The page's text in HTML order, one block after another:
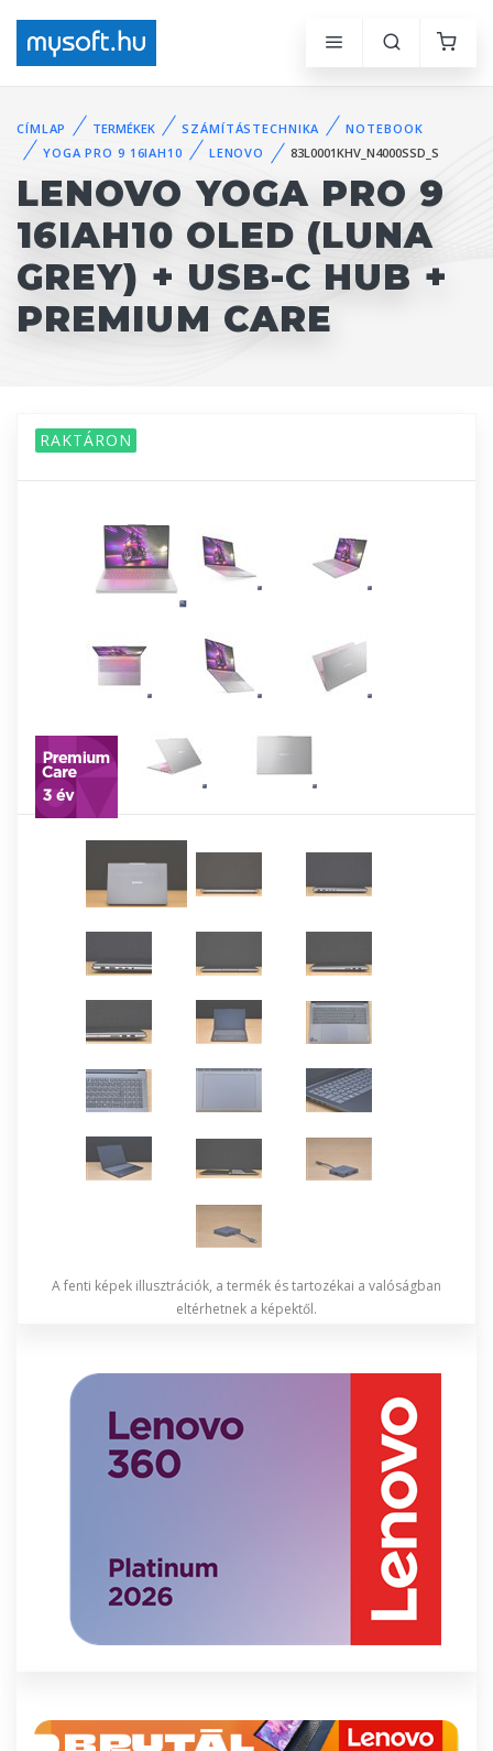
CÍMLAP TERMÉKEK SZÁMÍTÁSTECHNIKA
NOTEBOOK
YOGA PRO 9 16IAH10
LENOVO 83L0001KHV_N4000SSD_S
LENOVO YOGA PRO 9
16IAH10 OLED (LUNA
GREY) + USB-C HUB +
PREMIUM CARE
RAKTÁRON
A fenti képek illusztrációk, a termék és tartozékai a valóságban
eltérhetnek a képektől.